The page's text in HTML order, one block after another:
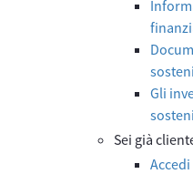
Gli
Sei già